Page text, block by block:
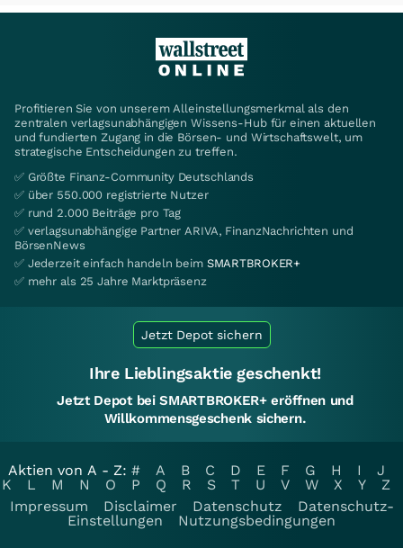
Profitieren Sie von unserem Alleinstellungsmerkmal als den
zentralen verlagsunabhängigen Wissens-Hub für einen aktuellen
und fundierten Zugang in die Börsen- und Wirtschaftswelt, um
strategische Entscheidungen zu treffen.
✅ Größte Finanz-Community Deutschlands
✅ über 550.000 registrierte Nutzer
✅ rund 2.000 Beiträge pro Tag
✅ verlagsunabhängige Partner ARIVA, FinanzNachrichten und
BörsenNews
✅ Jederzeit einfach handeln beim SMARTBROKER+
✅ mehr als 25 Jahre Marktpräsenz
Jetzt Depot sichern
Ihre Lieblingsaktie geschenkt!
Jetzt Depot bei SMARTBROKER+ eröffnen und
Willkommensgeschenk sichern.
Aktien von A - Z: # A B C D E F G H I
J
K
L M N O P Q R S T U V W X Y
Z
Impressum
Disclaimer Datenschutz
Datenschutz-
Einstellungen
Nutzungsbedingungen